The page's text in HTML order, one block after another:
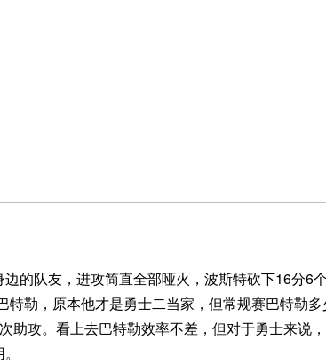
边的队友，进攻简直全部哑火，波斯特砍下16分6
特勒，原本他才是勇士二当家，但常规赛巴特勒
助攻。看上去巴特勒效率不差，但对于勇士来说